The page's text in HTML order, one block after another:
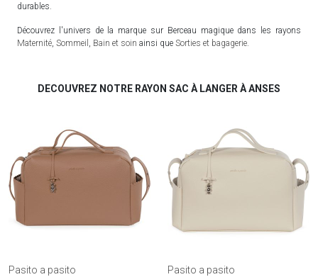
durables.
Découvrez l'univers de la marque sur Berceau magique dans les rayons
Maternité, Sommeil , Bain et soin ainsi que Sorties et bagagerie.
DECOUVREZ NOTRE RAYON SAC À LANGER À ANSES
Pasito a pasito Pasito a pasito